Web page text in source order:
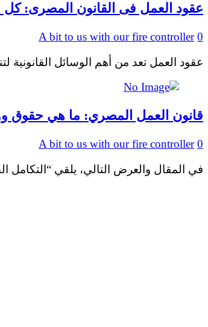
عقود العمل فى القانون المصرى: كل
A bit to us with our fire controller 0
عقود العمل تعد من أهم الوسائل القانونية
قانون العمل المصري: ما هي حقوق
A bit to us with our fire controller 0
في المقال والعرض التالي، يلقي “التكامل القانوني” الضوء